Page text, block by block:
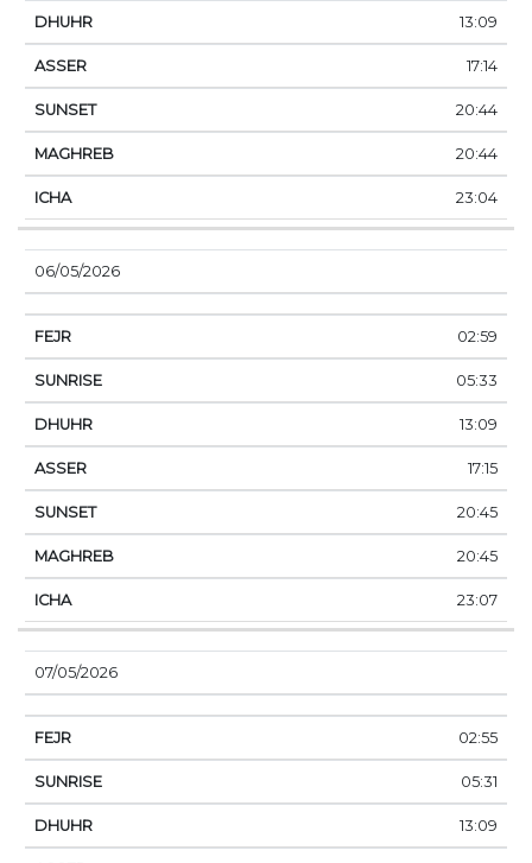
13:09
17:14
20:44
20:44
23:04
06/05/2026
02:59
05:33
13:09
17:15
20:45
20:45
23:07
07/05/2026
02:55
05:31
13:09